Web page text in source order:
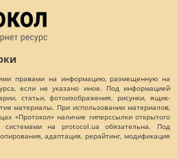
правами на информацию, размещенную на
если не указано иное. Под информацией
статьи, фотоизображения, рисунки, ящик-
материалы. При использовании материалов,
«Протокол» наличие гиперссылки открытого
системами на protocol.ua обязательна. Под
адаптация, рерайтинг, модификация